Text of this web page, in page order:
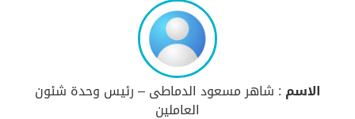
الاسم : شاهر مسعود الدماطى – رئيس وحدة شئون
العاملين